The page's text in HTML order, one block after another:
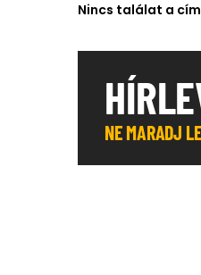
Nincs találat a
NE MARADJ